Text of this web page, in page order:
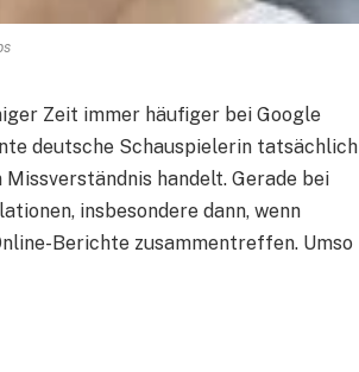
Zeit immer häufiger bei Google
deutsche Schauspielerin tatsächlich
handelt. Gerade bei
insbesondere dann, wenn
Berichte zusammentreffen. Umso